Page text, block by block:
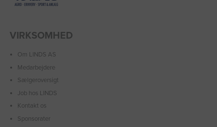
VIRKSOMHED
Om LINDS AS
Medarbejdere
Sælgeroversigt
Job hos LINDS
Kontakt os
Sponsorater